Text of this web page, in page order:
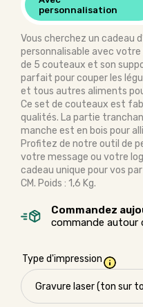
personnalisation
Vous cherchez un cadeau
personnalisable avec
de 5 couteaux et son
parfait pour couper les
et tous autres aliments
Ce set de couteaux est
qualités. La partie
manche est en bois pour
Profitez de notre outil de
votre message ou votre
cadeau unique pour vos
CM. Poids : 1,6 Kg.
Commandez
commande autour
Type d'impression